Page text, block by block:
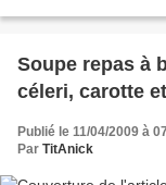
Soupe repas à
céleri, carotte
Publié le 11/04/2009 à
Par TitAnick